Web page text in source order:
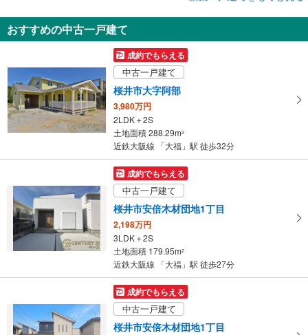
桜井市大字西之宮
2,490万円
4LDK
土地面積 124.55m
近鉄大阪線 「大福」駅 徒歩6分
おすすめの中古一戸建て
成約でもらえる
中古一戸建て
桜井市大字阿部
3,980万円
2LDK＋2S
土地面積 288.29m2
近鉄大阪線 「大福」駅 徒歩32分
成約でもらえる
中古一戸建て
桜井市安倍木材団地1丁目
2,198万円
3LDK＋2S
土地面積 179.95m2
近鉄大阪線 「大福」駅 徒歩27分
成約でもらえる
中古一戸建て
桜井市安倍木材団地1丁目